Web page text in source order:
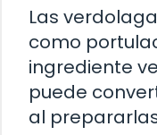
Las
como
ingrediente
puede
al